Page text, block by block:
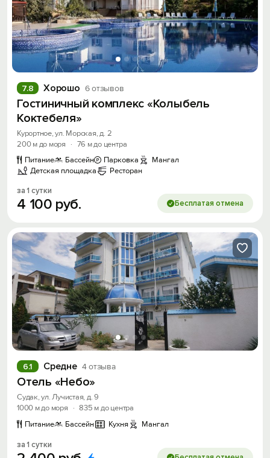
Хорошо 6 отзывов
7.8
Гостиничный комплекс «Колыбель
Коктебеля»
Курортное, ул. Морская, д. 2
200 м до моря
· 76 м до центра
Питание
Бассейн Парковка
Мангал
Детская площадка
Ресторан
за 1 сутки
4 100 руб. Бесплатая отмена
Средне 4 отзыва
6.1
Отель «Небо»
Судак, ул. Лучистая, д. 9
1000 м до моря
· 835 м до центра
Питание
Бассейн Кухня Мангал
за 1 сутки